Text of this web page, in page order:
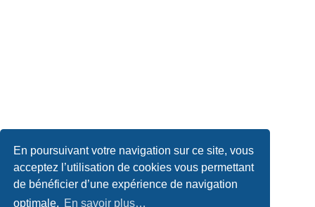
En poursuivant votre navigation sur ce site, vous
acceptez l’utilisation de cookies vous permettant
de bénéficier d’une expérience de navigation
optimale. En savoir plus…